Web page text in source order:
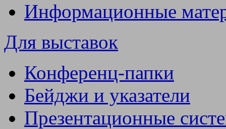
Информационные
Для выставок
Конференц-папки
Бейджи и указатели
Презентационные